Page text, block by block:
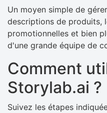
Un moyen simple de
descriptions de produits,
promotionnelles et bien
d'une grande équipe de
Comment
Storylab.ai ?
Suivez les étapes